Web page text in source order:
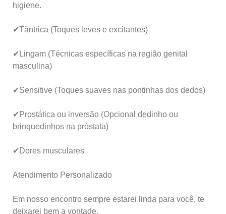
higiene.
✔Tântrica (Toques leves e excitantes)
✔Lingam (Técnicas específicas na região genital
masculina)
✔Sensitive (Toques suaves nas pontinhas dos dedos)
✔Prostática ou inversão (Opcional dedinho ou
brinquedinhos na próstata)
✔Dores musculares
Atendimento Personalizado
Em nosso encontro sempre estarei linda para você, te
deixarei bem a vontade.